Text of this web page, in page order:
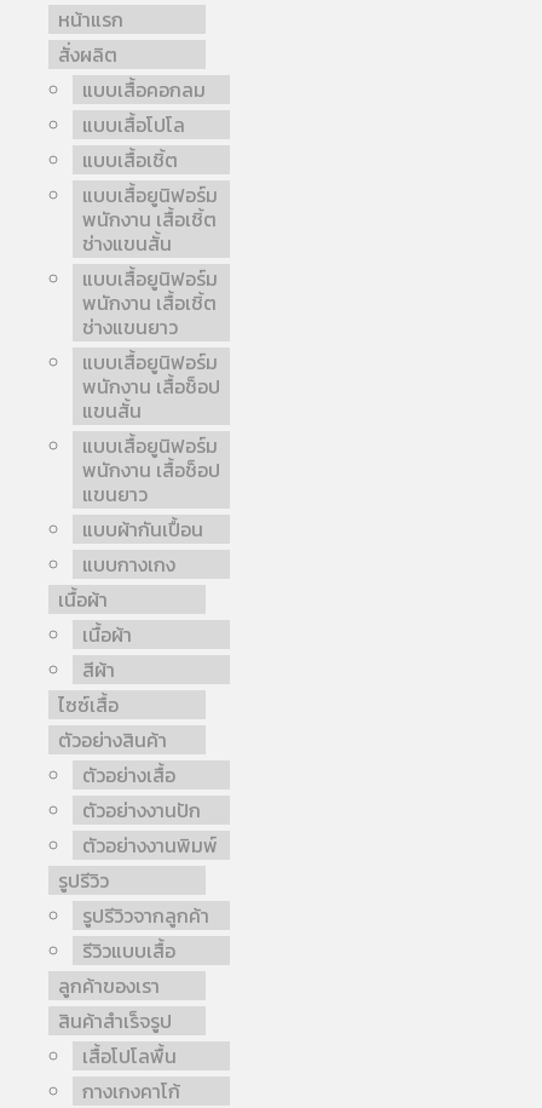
หน้าแรก
สั่งผลิต
แบบเสื้อคอกลม
แบบเสื้อโปโล
แบบเสื้อเชิ้ต
แบบเสื้อยูนิฟอร์ม
พนักงาน เสื้อเชิ้ต
ช่างแขนสั้น
แบบเสื้อยูนิฟอร์ม
พนักงาน เสื้อเชิ้ต
ช่างแขนยาว
แบบเสื้อยูนิฟอร์ม
พนักงาน เสื้อช็อป
แขนสั้น
แบบเสื้อยูนิฟอร์ม
พนักงาน เสื้อช็อป
แขนยาว
แบบผ้ากันเปื้อน
แบบกางเกง
เนื้อผ้า
เนื้อผ้า
สีผ้า
ไซซ์เสื้อ
ตัวอย่างสินค้า
ตัวอย่างเสื้อ
ตัวอย่างงานปัก
ตัวอย่างงานพิมพ์
รูปรีวิว
รูปรีวิวจากลูกค้า
รีวิวแบบเสื้อ
ลูกค้าของเรา
สินค้าสำเร็จรูป
เสื้อโปโลพื้น
กางเกงคาโก้